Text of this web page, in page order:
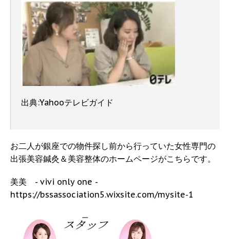
出典:Yahooテレビガイド
お二人が銀座での物件探し前から行っていた女性専門の
出張美容鍼灸＆美容整体のホームページがこちらです。
美美 - vivi only one -
https://bssassociation5.wixsite.com/mysite-1